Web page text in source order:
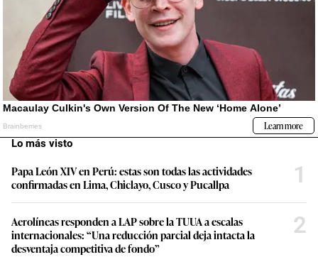
Lo más visto
Papa León XIV en Perú: estas son todas las actividades
confirmadas en Lima, Chiclayo, Cusco y Pucallpa
1
Aerolíneas responden a LAP sobre la TUUA a escalas
internacionales: “Una reducción parcial deja intacta la
desventaja competitiva de fondo”
2